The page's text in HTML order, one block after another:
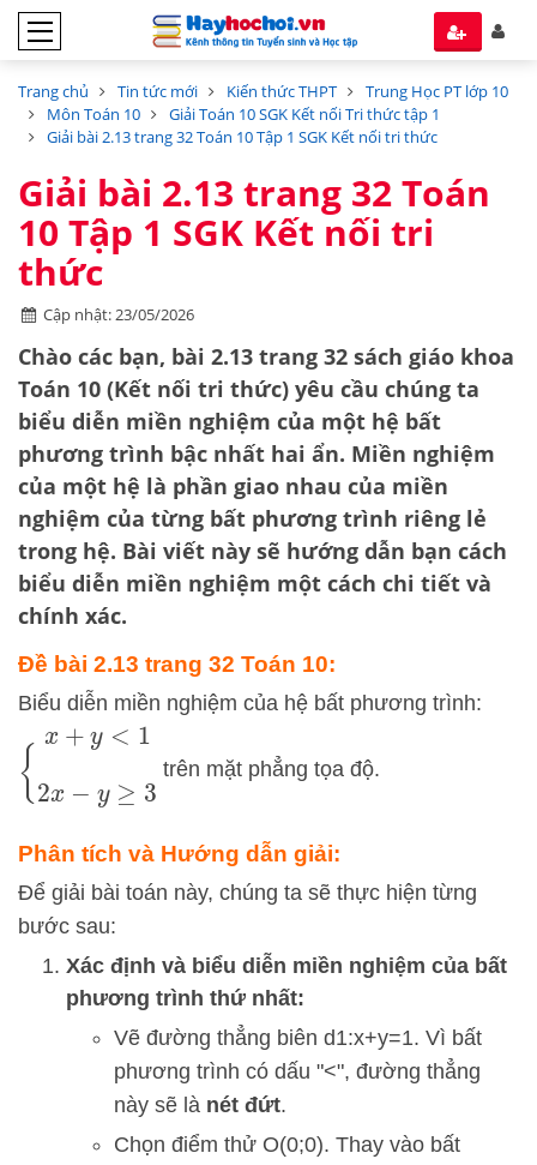
Trang chủ Tin tức mới Kiến thức THPT
Trung Học PT lớp 10
Môn Toán 10
Giải Toán 10 SGK Kết nối Tri thức tập 1
Giải bài 2.13 trang 32 Toán 10 Tập 1 SGK Kết nối tri thức
Giải bài 2.13 trang 32 Toán
10 Tập 1 SGK Kết nối tri
thức
Cập nhật: 23/05/2026
Chào các bạn, bài 2.13 trang 32 sách giáo khoa
Toán 10 (Kết nối tri thức) yêu cầu chúng ta
biểu diễn miền nghiệm của một hệ bất
phương trình bậc nhất hai ẩn. Miền nghiệm
của một hệ là phần giao nhau của miền
nghiệm của từng bất phương trình riêng lẻ
trong hệ. Bài viết này sẽ hướng dẫn bạn cách
biểu diễn miền nghiệm một cách chi tiết và
chính xác.
Đề bài 2.13 trang 32 Toán 10:
Biểu diễn miền nghiệm của hệ bất phương trình:
x +y< 12 x−y
trên mặt phẳng tọa độ.
Phân tích và Hướng dẫn giải:
Để giải bài toán này, chúng ta sẽ thực hiện từng
bước sau:
Xác định và biểu diễn miền nghiệm của bất
phương trình thứ nhất:
Vẽ đường thẳng biên d1:x+y=1. Vì bất
phương trình có dấu "<", đường thẳng
này sẽ là nét đứt.
Chọn điểm thử O(0;0). Thay vào bất